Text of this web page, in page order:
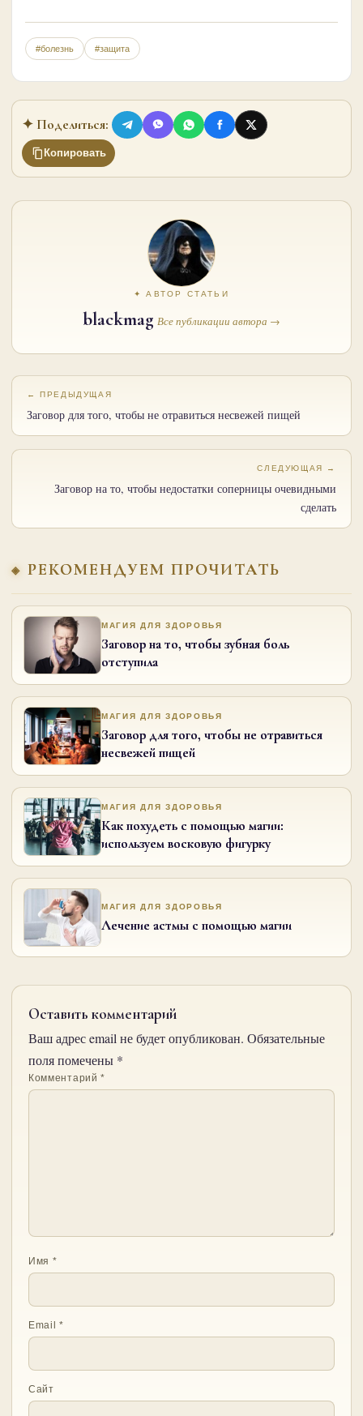
#болезнь #защита
✦ Поделиться:
Копировать
✦ АВТОР СТАТЬИ
blackmag Все публикации автора →
← ПРЕДЫДУЩАЯ
Заговор для того, чтобы не отравиться несвежей пищей
СЛЕДУЮЩАЯ →
Заговор на то, чтобы недостатки соперницы очевидными
сделать
РЕКОМЕНДУЕМ ПРОЧИТАТЬ
МАГИЯ ДЛЯ ЗДОРОВЬЯ
Заговор на то, чтобы зубная боль
отступила
МАГИЯ ДЛЯ ЗДОРОВЬЯ
Заговор для того, чтобы не отравиться
несвежей пищей
МАГИЯ ДЛЯ ЗДОРОВЬЯ
Как похудеть с помощью магии:
используем восковую фигурку
МАГИЯ ДЛЯ ЗДОРОВЬЯ
Лечение астмы с помощью магии
Оставить комментарий
Ваш адрес email не будет опубликован. Обязательные
поля помечены *
Комментарий*
Имя *
Email*
Сайт